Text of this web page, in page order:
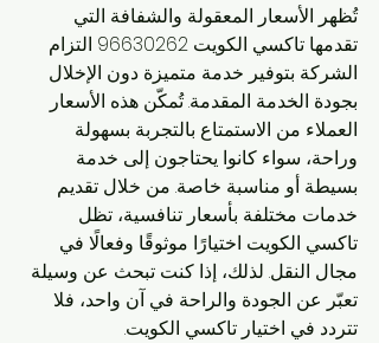
تُظهر الأسعار المعقولة والشفافة التي
تقدمها تاكسي الكويت 96630262 التزام
الشركة بتوفير خدمة متميزة دون الإخلال
بجودة الخدمة المقدمة. تُمكّن هذه الأسعار
العملاء من الاستمتاع بالتجربة بسهولة
وراحة، سواء كانوا يحتاجون إلى خدمة
بسيطة أو مناسبة خاصة. من خلال تقديم
خدمات مختلفة بأسعار تنافسية، تظل
تاكسي الكويت اختيارًا موثوقًا وفعالًا في
مجال النقل. لذلك، إذا كنت تبحث عن وسيلة
تعبّر عن الجودة والراحة في آن واحد، فلا
تتردد في اختيار تاكسي الكويت.